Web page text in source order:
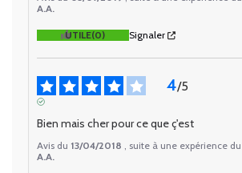
A.A.
UTILE(0) Signaler
4/5
Bien mais cher pour ce que ç'est
Avis du 13/04/2018 , suite à une expérience du
A.A.